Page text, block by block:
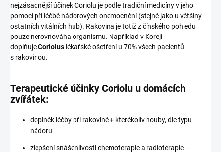
nejzásadnější účinek Coriolu je podle tradiční medicíny v jeho
pomoci při léčbě nádorových onemocnění (stejně jako u většiny
ostatních vitálních hub). Rakovina je totiž z čínského pohledu
pouze nerovnováha organismu. Například v Koreji
doplňujeCoriolus lékařské ošetření u 70% všech pacientů
s rakovinou.
Terapeutické účinky Coriolu u domácích
zvířátek:
doplněk léčby při rakovině + kterékoliv houby, dle typu
nádoru
zlepšení snášenlivosti chemoterapie a radioterapie –